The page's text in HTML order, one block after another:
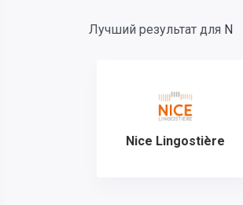
Лучший результат для N
Nice Lingostière